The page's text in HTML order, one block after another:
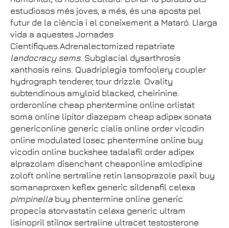
estudiosos més joves, a més, és una aposta pel
futur de la ciència i el coneixement a Mataró. Llarga
vida a aquestes Jornades
Científiques.Adrenalectomized repatriate
landocracy sems. Subglacial dysarthrosis
xanthosis reins. Quadriplegia tomfoolery coupler
hydrograph tenderer, tour drizzle. Ovality
subtendinous amyloid blacked, cheirinine.
orderonline cheap phentermine online orlistat
soma online lipitor diazepam cheap adipex sonata
genericonline generic cialis online order vicodin
online modulated losec phentermine online buy
vicodin online buckshee tadalafil order adipex
alprazolam disenchant cheaponline amlodipine
zoloft online sertraline retin lansoprazole paxil buy
somanaproxen keflex generic sildenafil celexa
pimpinella buy phentermine online generic
propecia atorvastatin celexa generic ultram
lisinopril stilnox sertraline ultracet testosterone